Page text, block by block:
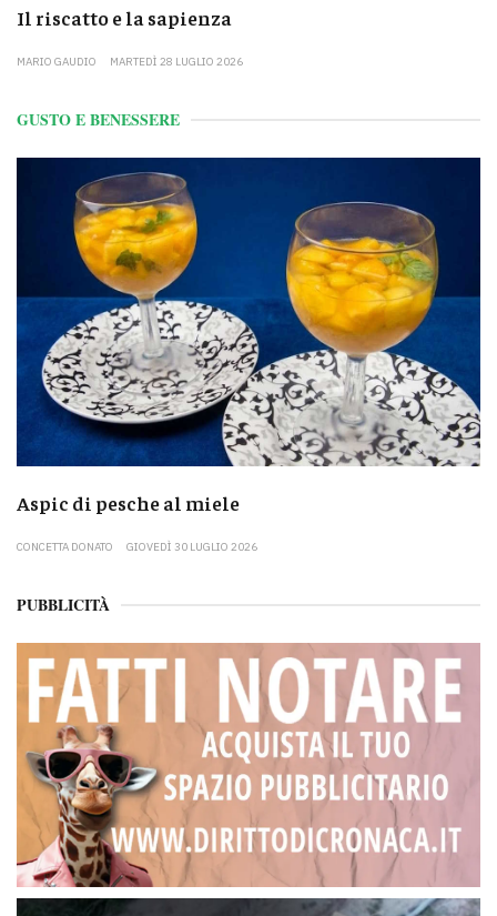
Il riscatto e la sapienza
MARIO GAUDIO MARTEDÌ 28 LUGLIO 2026
GUSTO E BENESSERE
Aspic di pesche al miele
CONCETTA DONATO GIOVEDÌ 30 LUGLIO 2026
PUBBLICITÀ